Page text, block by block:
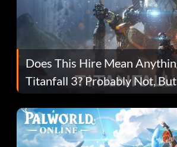
Does This Hire Mean
Titanfall 3? Probably Not, But
Fans Are Hopeful